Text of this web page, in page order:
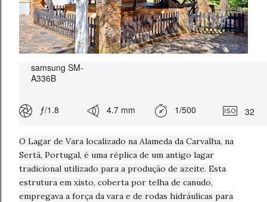
samsung SM-
A336B
ƒ/1.8 4.7 mm 1/500 32
O Lagar de Vara localizado na Alameda da Carvalha, na
Sertã, Portugal, é uma réplica de um antigo lagar
tradicional utilizado para a produção de azeite. Esta
estrutura em xisto, coberta por telha de canudo,
empregava a força da vara e de rodas hidráulicas para